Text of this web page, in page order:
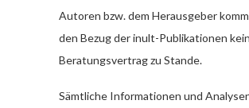
Autoren bzw. dem Herausgeber
den Bezug der inult-Publikationen kein
Beratungsvertrag zu Stande.
Sämtliche Informationen und